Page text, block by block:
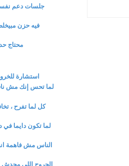
جلسات دعم
فيه حزن
محتاج
استشارة
لما تحس إنك مش
كل لما تفرح ،
لما تكون دايما في
الناس مش فاهمة
الجروح اللي